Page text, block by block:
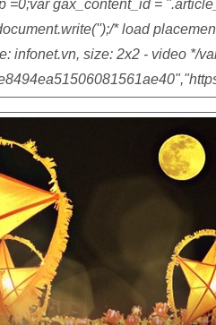
=0;var gax_content_id =
');/* load
infonet.vn, size: 2x2 - video */